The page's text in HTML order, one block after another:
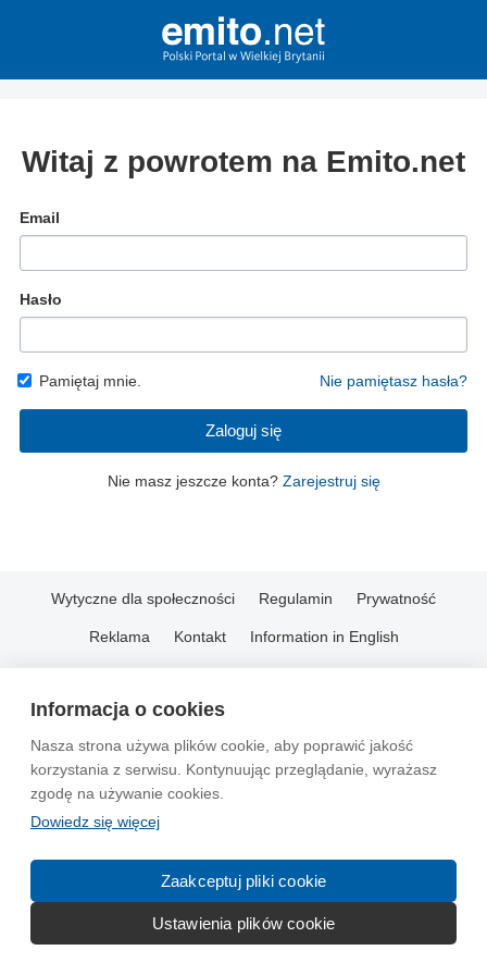
Informacja o cookies
Nasza strona używa plików cookie, aby poprawić jakość
korzystania z serwisu. Kontynuując przeglądanie, wyrażasz
zgodę na używanie cookies.
Dowiedz się więcej
Zaakceptuj pliki cookie
Ustawienia plików cookie
Witaj z powrotem na Emito.net
Email
Hasło
Pamiętaj mnie. Nie pamiętasz hasła?
Zaloguj się
Nie masz jeszcze konta? Zarejestruj się
Wytyczne dla społeczności Regulamin Prywatność
Reklama Kontakt Information in English